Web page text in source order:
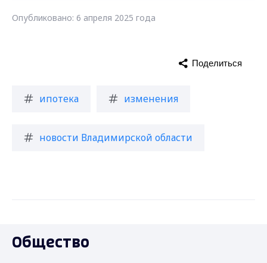
Опубликовано: 6 апреля 2025 года
ипотека изменения
новости Владимирской области
Поделиться
Общество